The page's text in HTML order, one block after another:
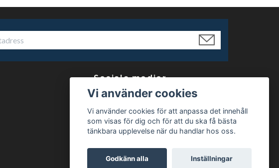
Sociala medier
Facebook
Instagram
Vi använder cookies
Vi använder cookies för att anpassa det innehåll
som visas för dig och för att du ska få bästa
tänkbara upplevelse när du handlar hos oss.
Godkänn alla Inställningar